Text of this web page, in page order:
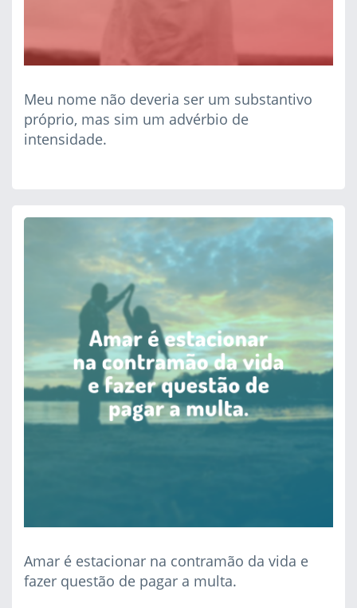
Meu nome não deveria ser um substantivo
próprio, mas sim um advérbio de
intensidade.
Amar é estacionar na contramão da vida e
fazer questão de pagar a multa.